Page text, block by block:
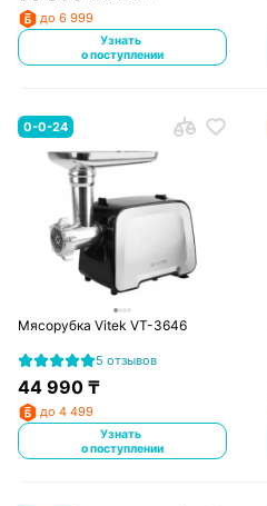
до 6 999
Узнать
о поступлении
0-0-24
Мясорубка Vitek VT-3646
5 отзывов
44 990₸
до 4 499
Узнать
о поступлении